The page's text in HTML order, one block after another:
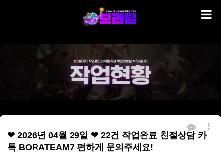
❤ 2026년 04월 29일 ❤ 22건 작업완료 친절상담 카
톡 BORATEAM7 편하게 문의주세요!